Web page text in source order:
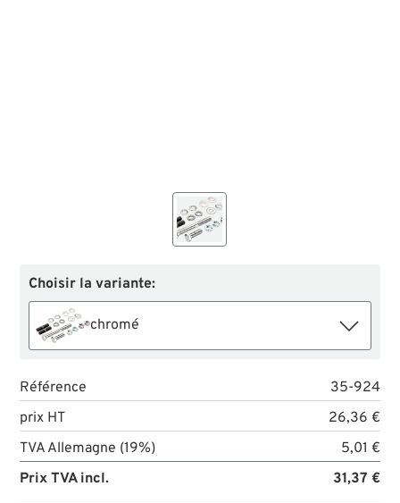
Choisir la variante:
chromé
Référence
35-924
prix HT
26,36 €
TVA Allemagne (19%)
5,01 €
Prix TVA incl.
31,37 €